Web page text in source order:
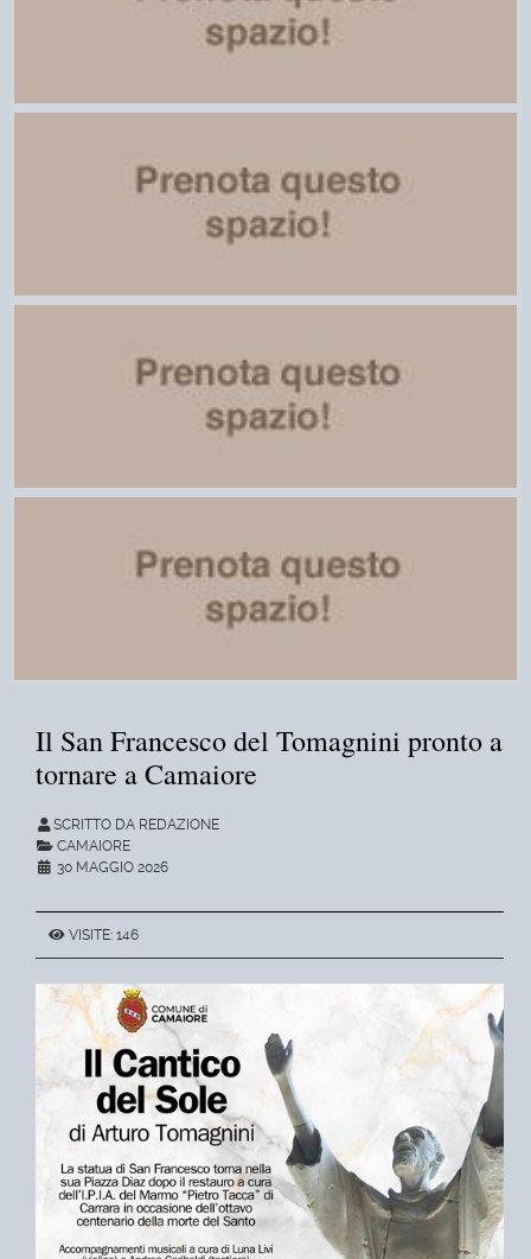
Il San Francesco del Tomagnini pronto a
tornare a Camaiore
SCRITTO DA REDAZIONE
CAMAIORE
30 MAGGIO 2026
VISITE: 146